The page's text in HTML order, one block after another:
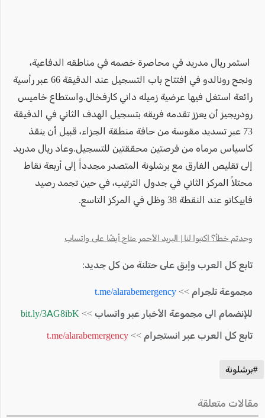
استمر ريال مدريد في محاصرة خصمه في مناطقه الدفاعية،
ونجح رونالدو في افتتاح باب التسجيل عند الدقيقة 66 عبر رأسية
رائعة استغل فيها عرضية زميله داني كارفخال.واستطاع خاميس
رودريجيز أن يعزز تقدمه فريقه بتسجيل الهدف الثاني في الدقيقة
73 عبر تسديد مقوسة من حافة منطقة الجزاء، قبيل أن ينقذ
كاسياس مرماه من فرصتين محققتين للتسجيل.وعاد ريال مدريد
إلى تقليص الفارق مع برشلونة المتصدر مجدداً إلى أربعة نقاط
محتلاً المركز الثاني في جدول الترتيب، في حين تجمد رصيد
فاييكانو عند النقطة 38 وظل في المركز التاسع.
وجدتم خطأ؟ اكتبوا لنا | البريد الأحمر متاح أيضًا على واتساب
تابع كل العرب وإبق على حتلنة من كل جديد:
مجموعة تلجرام >> t.me/alarabemergency
للإنضمام الى مجموعة الأخبار عبر واتساب >> bit.ly/3AG8ibK
تابع كل العرب عبر انستجرام >> t.me/alarabemergency
#برشلونة
مقالات متعلقة